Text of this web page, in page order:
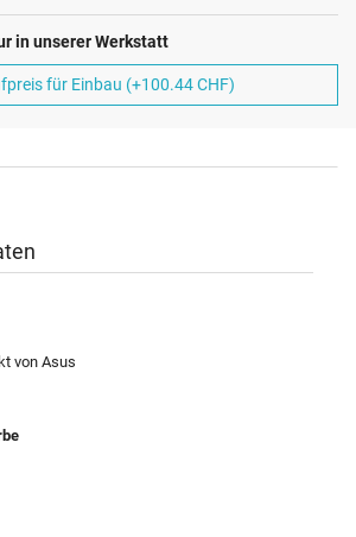
in unserer Werkstatt
für Einbau (+100.44 CHF)
von Asus